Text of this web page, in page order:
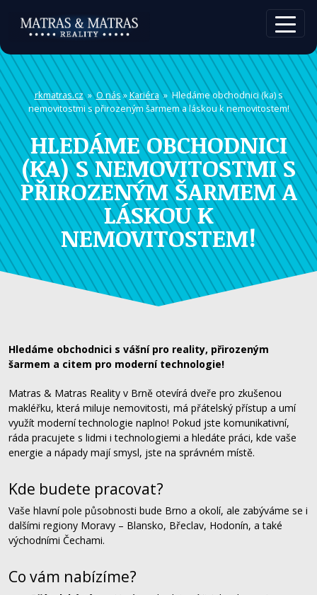
rkmatras.cz»O nás»Kariéra» Hledáme obchodnici (ka) s
nemovitostmi s přirozeným šarmem a láskou k nemovitostem!
HLEDÁME OBCHODNICI
(KA) S NEMOVITOSTMI S
PŘIROZENÝM ŠARMEM A
LÁSKOU K
NEMOVITOSTEM!
Hledáme obchodnici s vášní pro reality, přirozeným
šarmem a citem pro moderní technologie!
Matras & Matras Reality v Brně otevírá dveře pro zkušenou
makléřku, která miluje nemovitosti, má přátelský přístup a umí
využít moderní technologie naplno! Pokud jste komunikativní,
ráda pracujete s lidmi i technologiemi a hledáte práci, kde vaše
energie a nápady mají smysl, jste na správném místě.
Kde budete pracovat?
Vaše hlavní pole působnosti bude Brno a okolí, ale zabýváme se i
dalšími regiony Moravy – Blansko, Břeclav, Hodonín, a také
východními Čechami.
Co vám nabízíme?